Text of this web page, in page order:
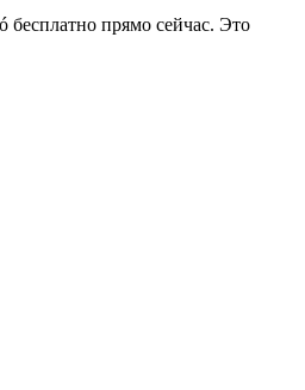
бесплатно прямо сейчас. Это